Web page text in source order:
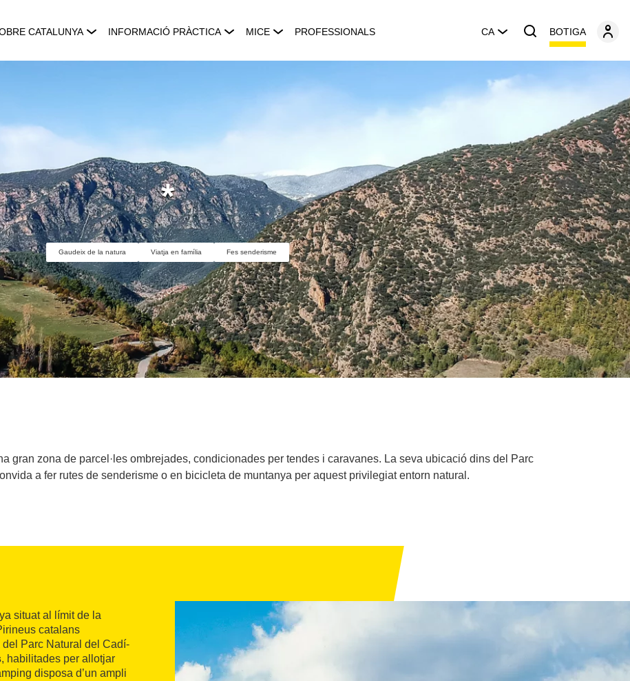
CATALUNYA INFORMACIÓ PRÀCTICA MICE PROFESSIONALS CA BOTIGA
*
Gaudeix de la natura Viatja en família Fes senderisme
gran zona de parcel·les ombrejades, condicionades per tendes i caravanes. La seva ubicació dins del Parc
a fer rutes de senderisme o en bicicleta de muntanya per aquest privilegiat entorn natural.
situat al límit de la
catalans
Parc Natural del Cadí-
, habilitades per allotjar
disposa d’un ampli